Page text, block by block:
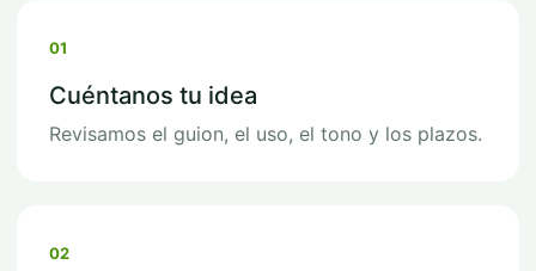
01
Cuéntanos tu idea
Revisamos el guion, el uso, el tono y los plazos.
02